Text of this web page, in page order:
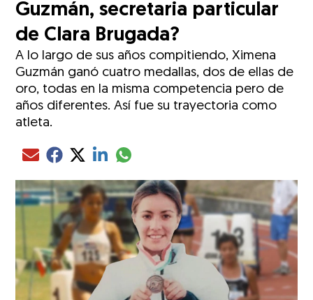
Guzmán, secretaria particular
de Clara Brugada?
A lo largo de sus años compitiendo, Ximena
Guzmán ganó cuatro medallas, dos de ellas de
oro, todas en la misma competencia pero de
años diferentes. Así fue su trayectoria como
atleta.
Compartir el artículo actual mediante Email
Compartir el artículo actual mediante Facebook
Compartir el artículo actual mediante Twitter
Compartir el artículo actual mediante LinkedIn
Compartir el artículo actual mediante